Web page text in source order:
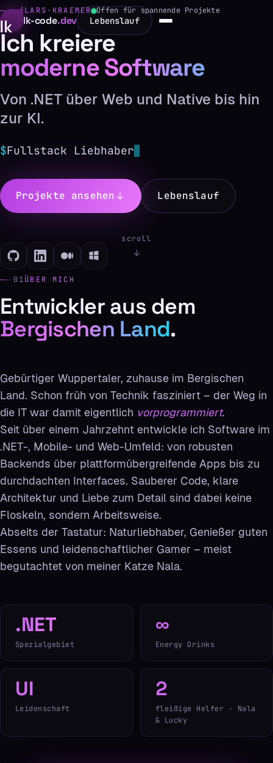
lk-code.dev Lebenslauf
~/LARS-KRAEMER Offen für spannende Projekte
Ich kreiere
moderne Software
Von .NET über Web und Native bis hin
zur KI.
$Fullstack Liebhaber
Projekte ansehen Lebenslauf
scroll
01ÜBER MICH
Entwickler aus dem
Bergischen Land.
Gebürtiger Wuppertaler, zuhause im Bergischen
Land. Schon früh von Technik fasziniert – der Weg in
die IT war damit eigentlich vorprogrammiert.
Seit über einem Jahrzehnt entwickle ich Software im
.NET-, Mobile- und Web-Umfeld: von robusten
Backends über plattformübergreifende Apps bis zu
durchdachten Interfaces. Sauberer Code, klare
Architektur und Liebe zum Detail sind dabei keine
Floskeln, sondern Arbeitsweise.
Abseits der Tastatur: Naturliebhaber, Genießer guten
Essens und leidenschaftlicher Gamer – meist
begutachtet von meiner Katze Nala.
.NET
Spezialgebiet
∞
Energy Drinks
UI
Leidenschaft
2
fleißige Helfer · Nala
& Lucky